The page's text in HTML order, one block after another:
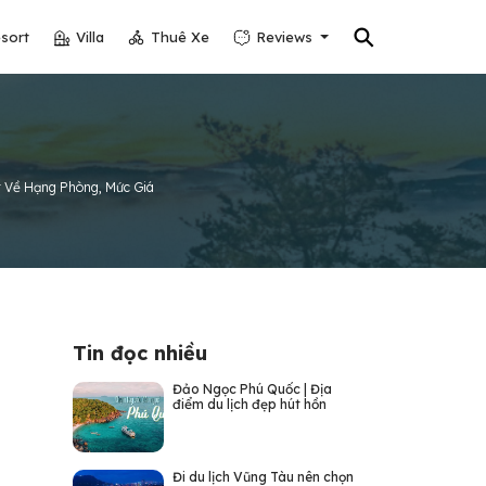
⚲
Villa Thuê Xe Reviews
Hạng Phòng, Mức Giá
Tin đọc nhiều
Đảo Ngọc Phú Quốc | Địa
điểm du lịch đẹp hút hồn
Đi du lịch Vũng Tàu nên chọn